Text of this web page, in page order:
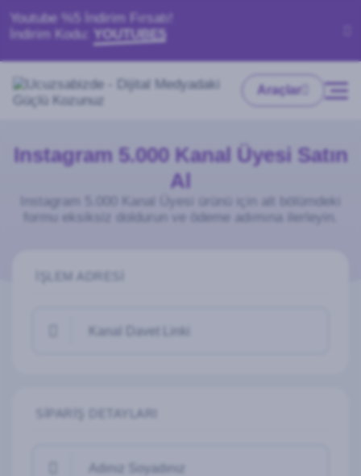
Youtube %5 İndirim Fırsatı!
İndirim Kodu:
YOUTUBE5
Araçlar
Instagram 5.000 Kanal Üyesi Satın
Al
Instagram 5.000 Kanal Üyesi ürünü için alt bölümdeki
formu eksiksiz doldurun ve ödeme adımına ilerleyin.
Kanal Davet Linki
Adınız Soyadınız